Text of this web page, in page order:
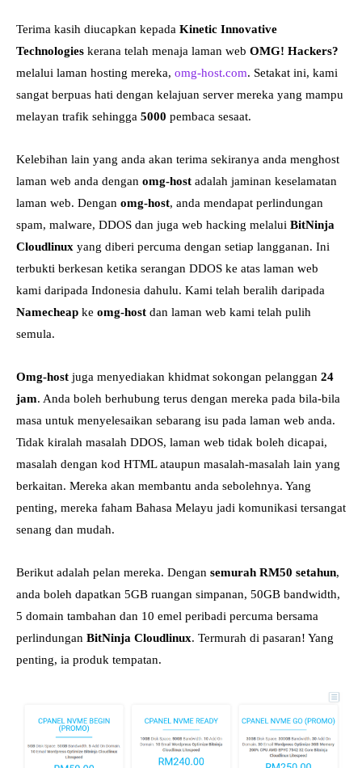
Terima kasih diucapkan kepada Kinetic Innovative
Technologies kerana telah menaja laman web OMG! Hackers?
melalui laman hosting mereka, omg-host.com. Setakat ini, kami
sangat berpuas hati dengan kelajuan server mereka yang mampu
melayan trafik sehingga 5000 pembaca sesaat.
Kelebihan lain yang anda akan terima sekiranya anda menghost
laman web anda dengan omg-host adalah jaminan keselamatan
laman web. Dengan omg-host, anda mendapat perlindungan
spam, malware, DDOS dan juga web hacking melalui BitNinja
Cloudlinux yang diberi percuma dengan setiap langganan. Ini
terbukti berkesan ketika serangan DDOS ke atas laman web
kami daripada Indonesia dahulu. Kami telah beralih daripada
Namecheap ke omg-host dan laman web kami telah pulih
semula.
Omg-host juga menyediakan khidmat sokongan pelanggan 24
jam. Anda boleh berhubung terus dengan mereka pada bila-bila
masa untuk menyelesaikan sebarang isu pada laman web anda.
Tidak kiralah masalah DDOS, laman web tidak boleh dicapai,
masalah dengan kod HTML ataupun masalah-masalah lain yang
berkaitan. Mereka akan membantu anda sebolehnya. Yang
penting, mereka faham Bahasa Melayu jadi komunikasi tersangat
senang dan mudah.
Berikut adalah pelan mereka. Dengan semurah RM50 setahun,
anda boleh dapatkan 5GB ruangan simpanan, 50GB bandwidth,
5 domain tambahan dan 10 emel peribadi percuma bersama
perlindungan BitNinja Cloudlinux. Termurah di pasaran! Yang
penting, ia produk tempatan.